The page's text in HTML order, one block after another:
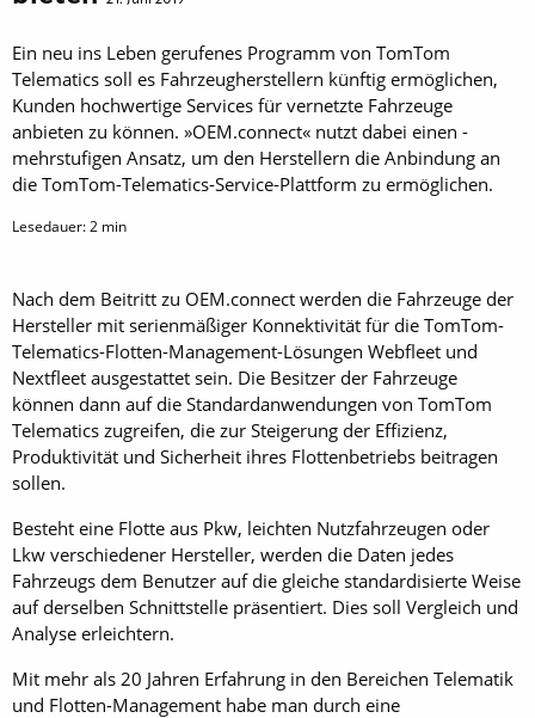
Ein neu ins Leben gerufenes Programm von TomTom
Telematics soll es Fahrzeugherstellern künftig ermöglichen,
Kunden hochwertige Services für vernetzte Fahrzeuge
anbieten zu können. »OEM.connect« nutzt dabei einen ­
mehrstufigen Ansatz, um den Herstellern die Anbindung an
die TomTom-Telematics-Service-Plattform zu ermöglichen.
Lesedauer:2 min
Nach dem Beitritt zu OEM.connect werden die Fahrzeuge der
Hersteller mit serienmäßiger Konnektivität für die TomTom-
Telematics-Flotten-Management-Lösungen Webfleet und
Nextfleet ausgestattet sein. Die Besitzer der Fahrzeuge
können dann auf die Standardanwendungen von TomTom
Telematics zugreifen, die zur Steigerung der Effizienz,
Produktivität und Sicherheit ihres Flottenbetriebs beitragen
sollen.
Besteht eine Flotte aus Pkw, leichten Nutzfahrzeugen oder
Lkw verschiedener Hersteller, werden die Daten jedes
Fahrzeugs dem Benutzer auf die gleiche standardisierte Weise
auf derselben Schnittstelle präsentiert. Dies soll Vergleich und
Analyse erleichtern.
Mit mehr als 20 Jahren Erfahrung in den Bereichen Telematik
und Flotten-Management habe man durch eine